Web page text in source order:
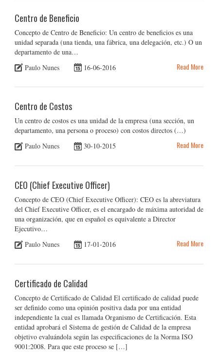
Centro de Beneficio
Concepto de Centro de Beneficio: Un centro de beneficios es una
unidad separada (una tienda, una fábrica, una delegación, etc.) O un
departamento de una…
Paulo Nunes
16-06-2016 Read More
Centro de Costos
Un centro de costos es una unidad de la empresa (una sección, un
departamento, una persona o proceso) con costos directos (…)
Paulo Nunes
30-10-2015 Read More
CEO (Chief Executive Officer)
Concepto de CEO (Chief Executive Officer): CEO es la abreviatura
del Chief Executive Officer, es el encargado de máxima autoridad de
una organización, que en español es equivalente a Director
Ejecutivo…
Paulo Nunes
17-01-2016 Read More
Certificado de Calidad
Concepto de Certificado de Calidad El certificado de calidad puede
ser definido como una opinión positiva dada por una entidad
independiente la cual es llamada Organismo de Certificación. Esta
entidad aprobará el Sistema de gestión de Calidad de la empresa
objetivo evaluándola según las especificaciones de la Norma ISO
9001:2008. Para que este proceso se […]